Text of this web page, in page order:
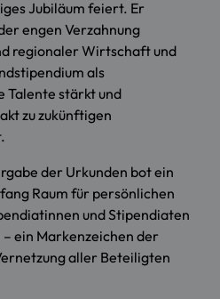
Jubiläum feiert. Er
engen Verzahnung
regionaler Wirtschaft und
als
Talente stärkt und
zu zukünftigen
der Urkunden bot ein
Raum für persönlichen
und Stipendiaten
ein Markenzeichen der
aller Beteiligten